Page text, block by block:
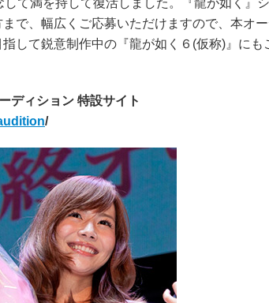
て満を持して復活しました。『龍が如く』
で、幅広くご応募いただけますので、本オ
して鋭意制作中の『龍が如く６(仮称)』にも
ディション 特設サイト
/